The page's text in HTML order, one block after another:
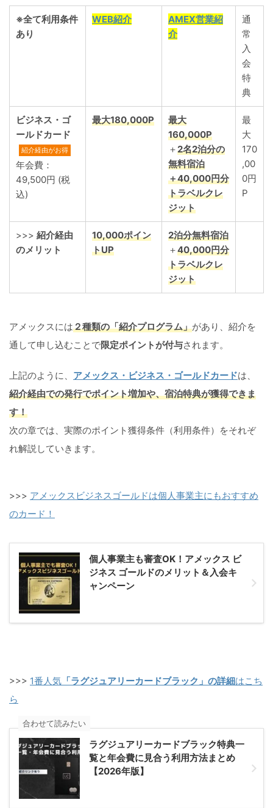
※全て利用条件
あり
WEB紹介
AMEX営業紹
介
通
常
入
会
特
典
ビジネス・ゴ
ールドカード
紹介経由がお得
年会費：
49,500円 (税
込)
最大180,000P
最大
160,000P
＋2名2泊分の
無料宿泊
＋40,000円分
トラベルクレ
ジット
最
大
170
,00
0円
P
>>> 紹介経由
のメリット
10,000ポイン
トUP
2泊分無料宿泊
＋40,000円分
トラベルクレ
ジット
アメックスには２種類の「紹介プログラム」があり、紹介を
通して申し込むことで限定ポイントが付与されます。
上記のように、 アメックス・ビジネス・ゴールドカードは、
紹介経由での発行でポイント増加や、宿泊特典が獲得できま
す！
次の章では、実際のポイント獲得条件（利用条件）をそれぞ
れ解説していきます。
>>> アメックスビジネスゴールドは個人事業主にもおすすめ
のカード！
個人事業主も審査OK！アメックス ビ
ジネス ゴールドのメリット＆入会キ
ャンペーン
>>> 1番人気 「ラグジュアリーカードブラック」の詳細はこち
ら
ラグジュアリーカードブラック特典一
覧と年会費に見合う利用方法まとめ
【2026年版】
合わせて読みたい